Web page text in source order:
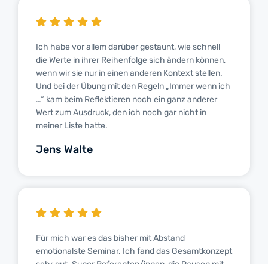
Ich habe vor allem darüber gestaunt, wie schnell
die Werte in ihrer Reihenfolge sich ändern können,
wenn wir sie nur in einen anderen Kontext stellen.
Und bei der Übung mit den Regeln „Immer wenn ich
…“ kam beim Reflektieren noch ein ganz anderer
Wert zum Ausdruck, den ich noch gar nicht in
meiner Liste hatte.
Jens Walte
Für mich war es das bisher mit Abstand
emotionalste Seminar. Ich fand das Gesamtkonzept